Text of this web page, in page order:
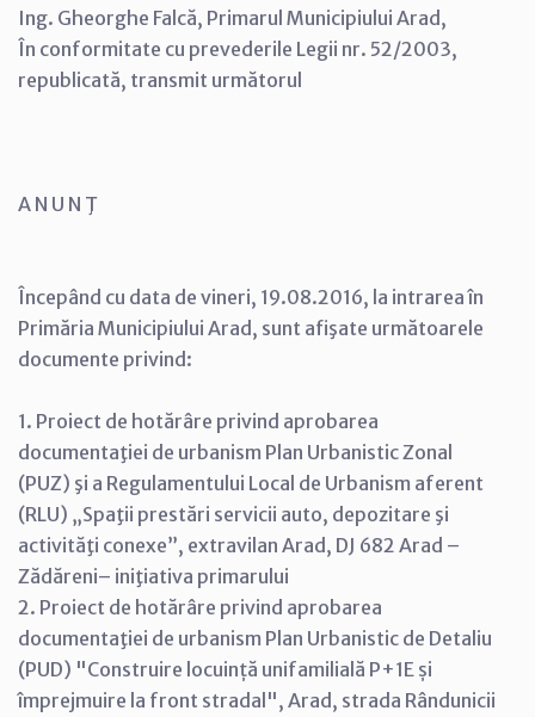
Ing. Gheorghe Falcă, Primarul Municipiului Arad,
În conformitate cu prevederile Legii nr. 52/2003,
republicată, transmit următorul
A N U N Ţ
Începând cu data de vineri, 19.08.2016, la intrarea în
Primăria Municipiului Arad, sunt afişate următoarele
documente privind:
1. Proiect de hotărâre privind aprobarea
documentaţiei de urbanism Plan Urbanistic Zonal
(PUZ) şi a Regulamentului Local de Urbanism aferent
(RLU) „Spaţii prestări servicii auto, depozitare şi
activităţi conexe”, extravilan Arad, DJ 682 Arad –
Zădăreni– iniţiativa primarului
2. Proiect de hotărâre privind aprobarea
documentaţiei de urbanism Plan Urbanistic de Detaliu
(PUD) "Construire locuință unifamilială P+1E și
împrejmuire la front stradal", Arad, strada Rândunicii